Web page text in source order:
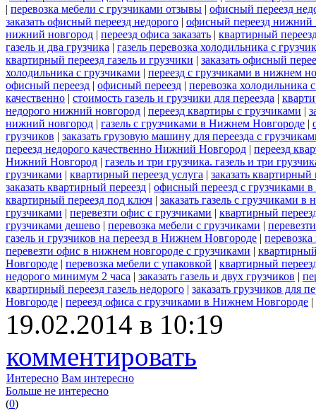
| перевозка мебели с грузчиками отзывы | офисный переезд
заказать офисный переезд недорого | офисный переезд нижний
нижний новгород | переезд офиса заказать | квартирный
газель и два грузчика | газель перевозка холодильника с
квартирный переезд газель и грузчики | заказать офисный
холодильника с грузчиками | переезд с грузчиками в нижнем
офисный переезд | офисный переезд | перевозка
качественно | стоимость газель и грузчики для переезда |
недорого нижний новгород | переезд квартиры с грузчиками |
нижний новгород | газель с грузчиками в Нижнем Новгороде |
грузчиков | заказать грузовую машину для переезда с
переезд недорого качественно Нижний Новгород | переезд
Нижний Новгород | газель и три грузчика. газель и три
грузчиками | квартирный переезд услуга | заказать
заказать квартирный переезд | офисный переезд с грузчиками
квартирный переезд под ключ | заказать газель с грузчиками
грузчиками | перевезти офис с грузчиками | квартирный
грузчиками дешево | перевозка мебели с грузчиками |
газель и грузчиков на переезд в Нижнем Новгороде |
перевезти офис в нижнем новгороде с грузчиками |
Новгороде | перевозка мебели с упаковкой | квартирный
недорого минимум 2 часа | заказать газель и двух грузчиков |
квартирный переезд газель недорого | заказать грузчиков для
Новгороде | переезд офиса с грузчиками в Нижнем Новгороде |
19.02.2014 в 10:19
комментировать
Интересно Вам интересно
Больше не интересно
(0)